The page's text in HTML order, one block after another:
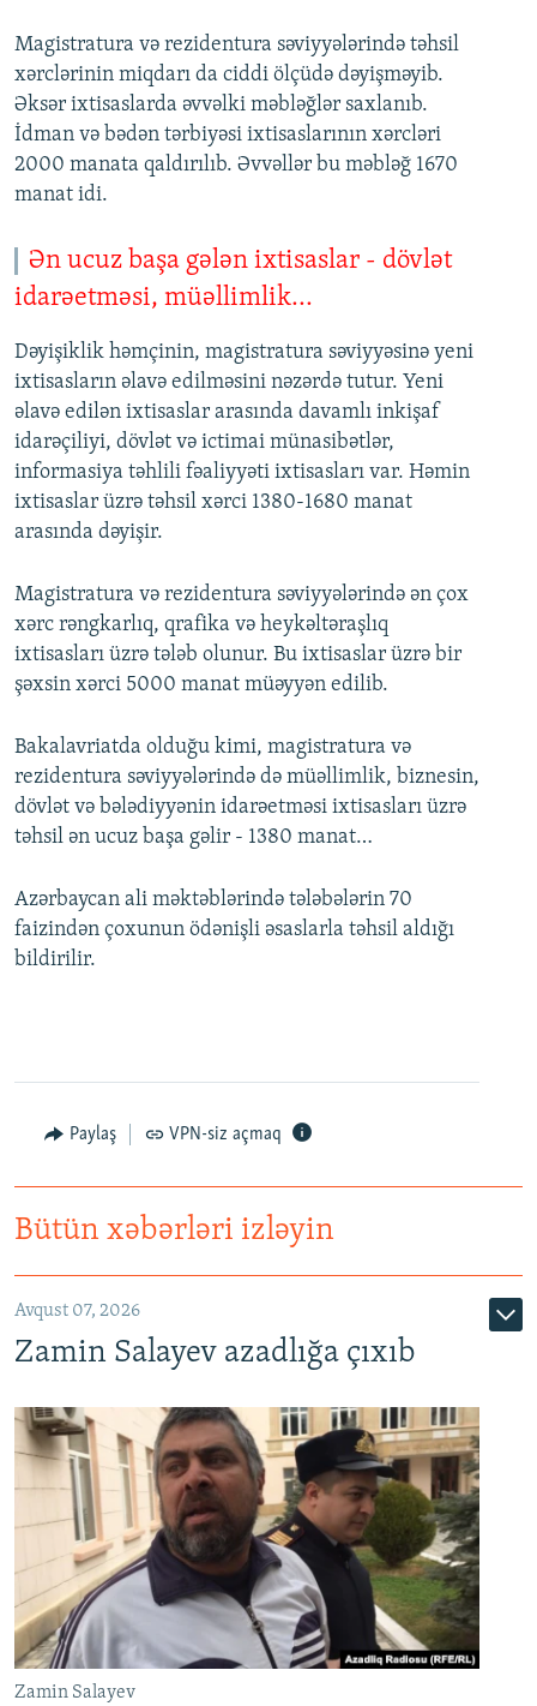
Magistratura və rezidentura səviyyələrində təhsil
xərclərinin miqdarı da ciddi ölçüdə dəyişməyib.
Əksər ixtisaslarda əvvəlki məbləğlər saxlanıb.
İdman və bədən tərbiyəsi ixtisaslarının xərcləri
2000 manata qaldırılıb. Əvvəllər bu məbləğ 1670
manat idi.
Ən ucuz başa gələn ixtisaslar - dövlət
idarəetməsi, müəllimlik...
Dəyişiklik həmçinin, magistratura səviyyəsinə yeni
ixtisasların əlavə edilməsini nəzərdə tutur. Yeni
əlavə edilən ixtisaslar arasında davamlı inkişaf
idarəçiliyi, dövlət və ictimai münasibətlər,
informasiya təhlili fəaliyyəti ixtisasları var. Həmin
ixtisaslar üzrə təhsil xərci 1380-1680 manat
arasında dəyişir.
Magistratura və rezidentura səviyyələrində ən çox
xərc rəngkarlıq, qrafika və heykəltəraşlıq
ixtisasları üzrə tələb olunur. Bu ixtisaslar üzrə bir
şəxsin xərci 5000 manat müəyyən edilib.
Bakalavriatda olduğu kimi, magistratura və
rezidentura səviyyələrində də müəllimlik, biznesin,
dövlət və bələdiyyənin idarəetməsi ixtisasları üzrə
təhsil ən ucuz başa gəlir - 1380 manat…
Azərbaycan ali məktəblərində tələbələrin 70
faizindən çoxunun ödənişli əsaslarla təhsil aldığı
bildirilir.
Paylaş VPN-siz açmaq
Bütün xəbərləri izləyin
Avqust 07, 2026
Zamin Salayev azadlığa çıxıb
Zamin Salayev